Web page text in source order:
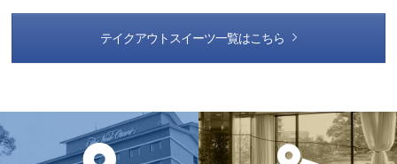
テイクアウトスイーツ一覧はこちら